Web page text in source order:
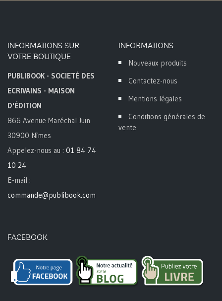
INFORMATIONS SUR
VOTRE BOUTIQUE
PUBLIBOOK - SOCIETÉ DES
ECRIVAINS - MAISON
D'ÉDITION
866 Avenue Maréchal Juin
30900 Nîmes
Appelez-nous au : 01 84 74
10 24
E-mail :
commande@publibook.com
INFORMATIONS
Nouveaux produits
Contactez-nous
Mentions légales
Conditions générales de
vente
FACEBOOK